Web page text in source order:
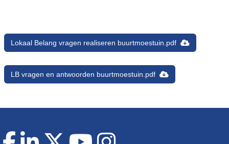
Lokaal Belang vragen realiseren buurtmoestuin.pdf
LB vragen en antwoorden buurtmoestuin.pdf